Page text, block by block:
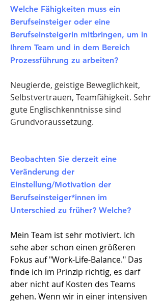
Welche Fähigkeiten muss ein
Berufseinsteiger oder eine
Berufseinsteigerin mitbringen, um in
Ihrem Team und in dem Bereich
Prozessführung zu arbeiten?
Neugierde, geistige Beweglichkeit,
Selbstvertrauen, Teamfähigkeit. Sehr
gute Englischkenntnisse sind
Grundvoraussetzung.
Beobachten Sie derzeit eine
Veränderung der
Einstellung/Motivation der
Berufseinsteiger*innen im
Unterschied zu früher? Welche?
Mein Team ist sehr motiviert. Ich
sehe aber schon einen größeren
Fokus auf "Work-Life-Balance." Das
finde ich im Prinzip richtig, es darf
aber nicht auf Kosten des Teams
gehen. Wenn wir in einer intensiven